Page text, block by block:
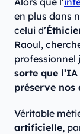
en plus dans
celui d’
Raoul,
professionnel
sorte que
préserve nos
Véritable
artificielle,